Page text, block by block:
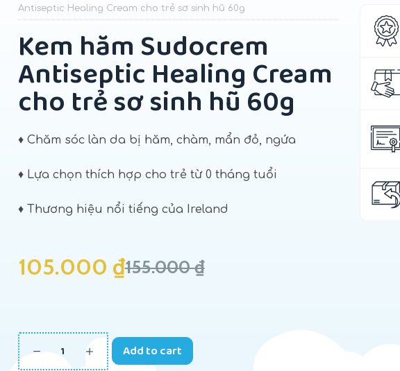
Antiseptic Healing Cream cho trẻ sơ sinh hũ 60g
Kem hăm Sudocrem
Antiseptic Healing Cream
cho trẻ sơ sinh hũ 60g
♦ Chăm sóc làn da bị hăm, chàm, mẩn đỏ, ngứa
♦ Lựa chọn thích hợp cho trẻ từ 0 tháng tuổi
♦ Thương hiệu nổi tiếng của Ireland
155.000₫
105.000 ₫
Add to cart